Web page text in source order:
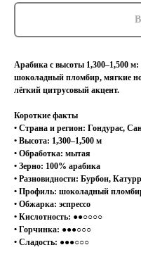
Арабика с высоты 1,300–1,500
шоколадный пломбир, мягкие
лёгкий цитрусовый акцент.
Короткие факты
• Страна и регион: Гондурас,
• Высота: 1,300–1,500 м
• Обработка: мытая
• Зерно: 100% арабика
• Разновидности: Бурбон,
• Профиль: шоколадный
• Обжарка: эспрессо
• Кислотность: ●●○○○○
• Горчинка: ●●●○○○
• Сладость: ●●●○○○